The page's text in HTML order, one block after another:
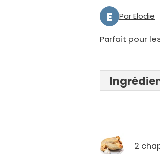
E Par Elodie
Parfait pour
2